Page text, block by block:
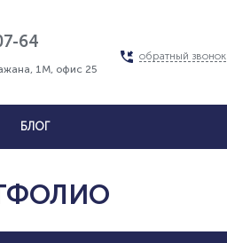
64
1М, офис 25
обратный звонок
БЛОГ